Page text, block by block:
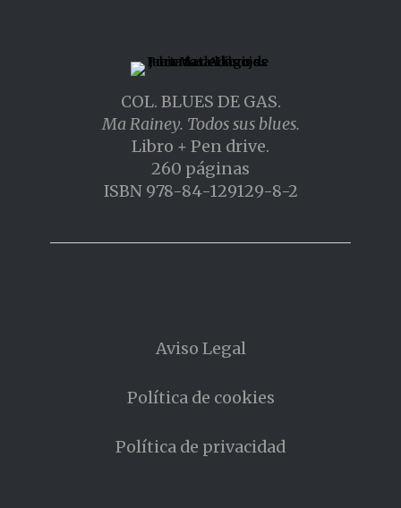
COL. BLUES DE GAS.
Ma Rainey. Todos sus blues.
Libro + Pen drive.
260 páginas
ISBN 978-84-129129-8-2
Aviso Legal
Política de cookies
Política de privacidad